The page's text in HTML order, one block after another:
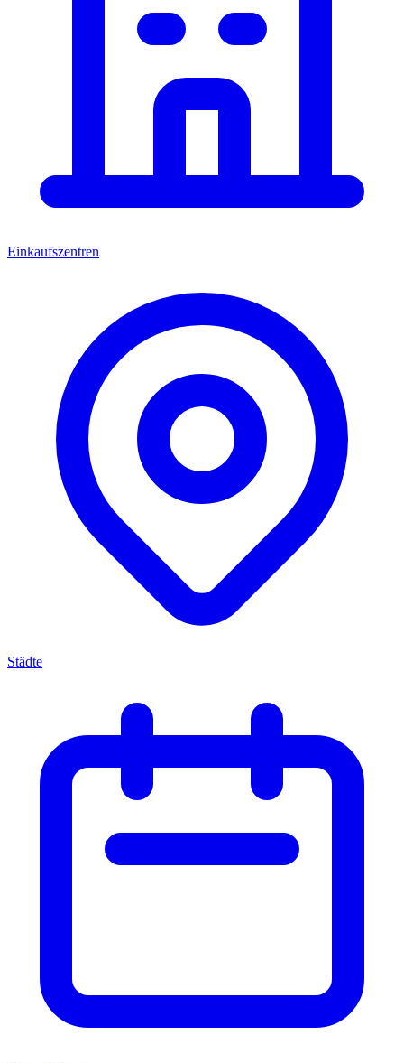
Einkaufszentren
Städte